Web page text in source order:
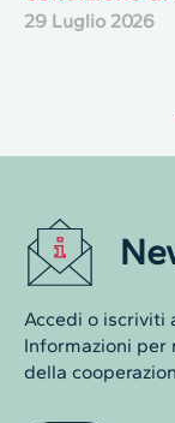
29 Luglio 2026
Accedi o iscriviti
Informazioni per
della